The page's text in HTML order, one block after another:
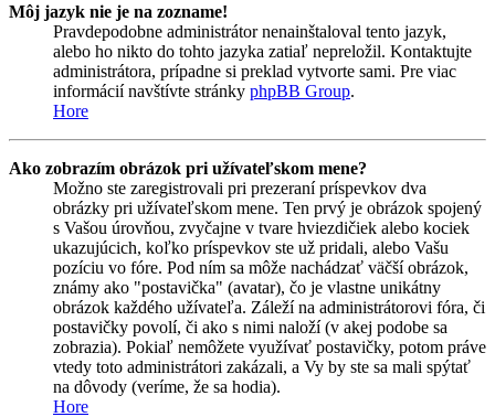
Môj jazyk nie je na zozname!
Pravdepodobne administrátor nenainštaloval tento jazyk,
alebo ho nikto do tohto jazyka zatiaľ nepreložil. Kontaktujte
administrátora, prípadne si preklad vytvorte sami. Pre viac
informácií navštívte stránky phpBB Group.
Hore
Ako zobrazím obrázok pri užívateľskom mene?
Možno ste zaregistrovali pri prezeraní príspevkov dva
obrázky pri užívateľskom mene. Ten prvý je obrázok spojený
s Vašou úrovňou, zvyčajne v tvare hviezdičiek alebo kociek
ukazujúcich, koľko príspevkov ste už pridali, alebo Vašu
pozíciu vo fóre. Pod ním sa môže nachádzať väčší obrázok,
známy ako "postavička" (avatar), čo je vlastne unikátny
obrázok každého užívateľa. Záleží na administrátorovi fóra, či
postavičky povolí, či ako s nimi naloží (v akej podobe sa
zobrazia). Pokiaľ nemôžete využívať postavičky, potom práve
vtedy toto administrátori zakázali, a Vy by ste sa mali spýtať
na dôvody (veríme, že sa hodia).
Hore